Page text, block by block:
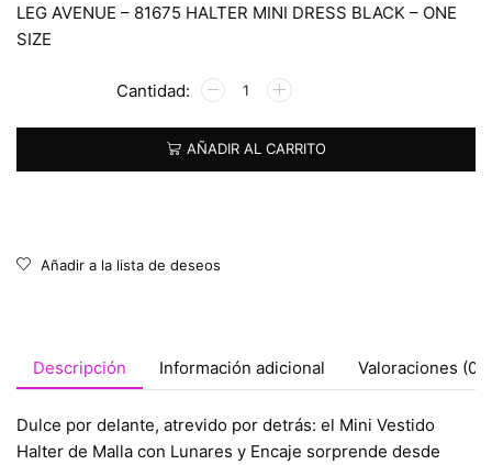
LEG AVENUE – 81675 HALTER MINI DRESS BLACK – ONE
SIZE
AÑADIR AL CARRITO
Alternative:
Añadir a la lista de deseos
Descripción Información adicional Valoraciones (0)
Dulce por delante, atrevido por detrás: el Mini Vestido
Halter de Malla con Lunares y Encaje sorprende desde